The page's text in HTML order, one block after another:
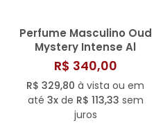
Perfume Masculino Oud
Mystery Intense Al
Wataniah EDP 100 ML
R$ 340,00
R$ 329,80 à vista ou em
até 3xde R$ 113,33 sem
juros